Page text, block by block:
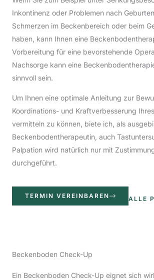
Inkontinenz oder Problemen nach
Schmerzen im Beckenbereich oder beim
haben, kann Ihnen eine
Vorbereitung für eine bevorstehende
Nachsorge kann eine
sinnvoll sein.
Um Ihnen eine optimale Anleitung zur
Koordinations- und Kraftverbesserung
vermitteln zu können, biete ich, als
Beckenbodentherapeutin, auch
Palpation wird natürlich nur mit
durchgeführt.
TERMIN VEREINBAREN ALLE
Beckenboden Check-Up
Ein Beckenboden Check-Up eignet sich